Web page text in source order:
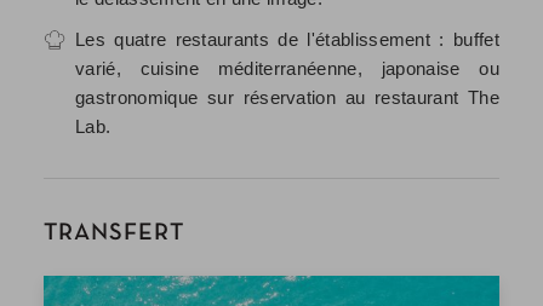
Les quatre restaurants de l'établissement : buffet
varié, cuisine méditerranéenne, japonaise ou
gastronomique sur réservation au restaurant The
Lab.
TRANSFERT